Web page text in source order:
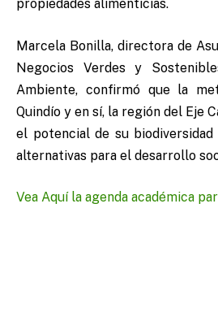
propiedades alimenticias.
Marcela Bonilla, directora de
Negocios Verdes y
Ambiente, confirmó que la
Quindío y en sí, la región del Eje
el potencial de su
alternativas para el desarrollo
Vea Aquí la agenda académica